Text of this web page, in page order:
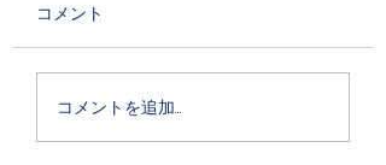
アンサンブル藝弦
コメント
コメントを追加…